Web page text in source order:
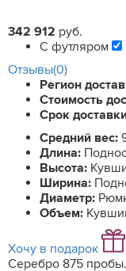
342 912 руб.
С футляром
Отзывы(0)
Регион
Стоимость
Срок
Средний вес:
Длина:
Высота:
Ширина:
Диаметр:
Объем:
Хочу в подарок
Серебро 875